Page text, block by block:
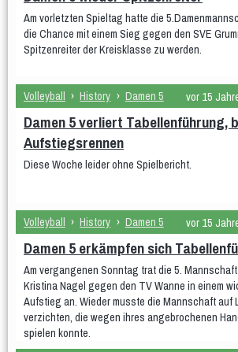
Am vorletzten Spieltag hatte die
die Chance mit einem Sieg gegen den SVE
Spitzenreiter der Kreisklasse zu werden.
Volleyball › History › Damen 5 vor 15
Damen 5 verliert Tabellenführung,
Aufstiegsrennen
Diese Woche leider ohne Spielbericht.
Volleyball › History › Damen 5 vor 15
Damen 5 erkämpfen sich
Am vergangenen Sonntag trat die 5.
Kristina Nagel gegen den TV Wanne in einem
Aufstieg an. Wieder musste die Mannschaft auf
verzichten, die wegen ihres angebrochenen
spielen konnte.